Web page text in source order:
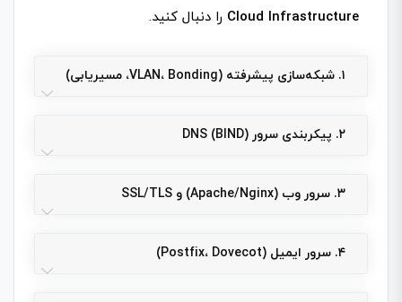
Cloud Infrastructure را دنبال کنید.
۱. شبکه‌سازی پیشرفته (VLAN، Bonding، مسیریابی)
۲. پیکربندی سرور DNS (BIND)
۳. سرور وب (Apache/Nginx) و SSL/TLS
۴. سرور ایمیل (Postfix، Dovecot)